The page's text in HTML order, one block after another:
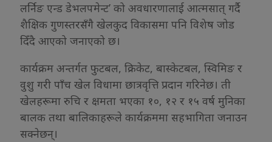
लर्निङ एन्ड डेभलपमेन्ट’ को अवधारणालाई आत्मसात् गर्दै
शैक्षिक गुणस्तरसँगै खेलकुद विकासमा पनि विशेष जोड
दिँदै आएको जनाएको छ।
कार्यक्रम अन्तर्गत फुटबल, क्रिकेट, बास्केटबल, स्विमिङ र
वुशु गरी पाँच खेल विधामा छात्रवृत्ति प्रदान गरिनेछ। ती
खेलहरूमा रुचि र क्षमता भएका १०, १२ र १५ वर्ष मुनिका
बालक तथा बालिकाहरूले कार्यक्रममा सहभागिता जनाउन
सक्नेछन्।